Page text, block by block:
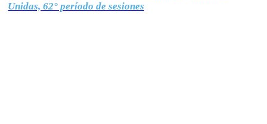
Unidas, 62° período de sesiones